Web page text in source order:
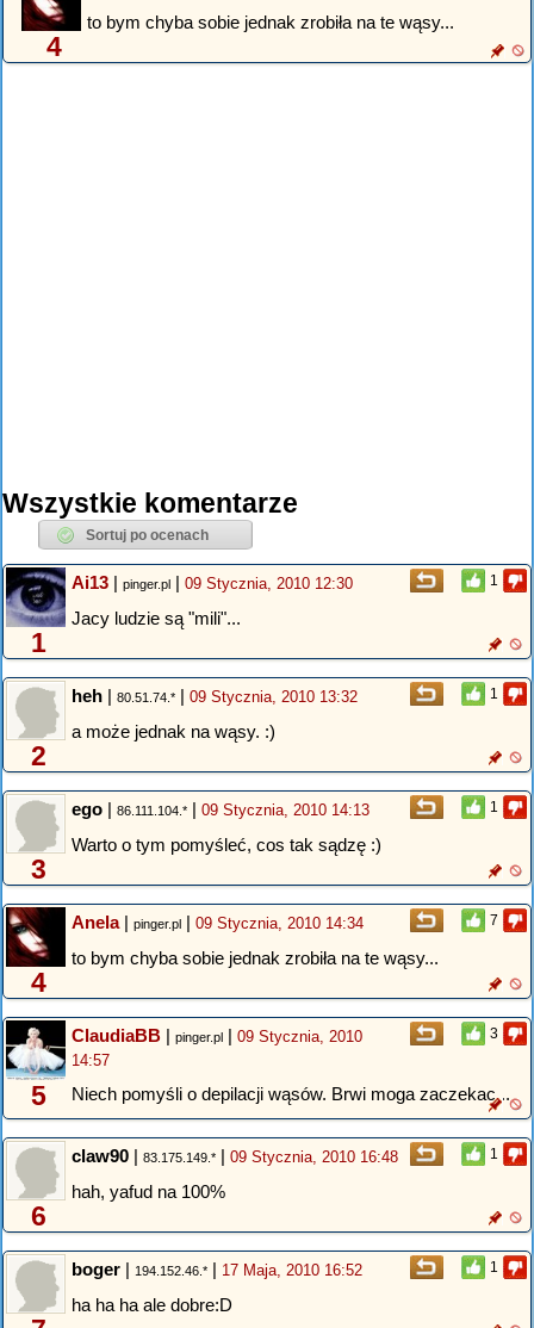
4
to bym chyba sobie jednak zrobiła na te wąsy...
Wszystkie komentarze
1
1
Ai13 | pinger.pl | 09 Stycznia, 2010 12:30
Jacy ludzie są "mili"...
1
2
heh | 80.51.74.* | 09 Stycznia, 2010 13:32
a może jednak na wąsy. :)
1
3
ego | 86.111.104.* | 09 Stycznia, 2010 14:13
Warto o tym pomyśleć, cos tak sądzę :)
7
4
Anela| pinger.pl | 09 Stycznia, 2010 14:34
to bym chyba sobie jednak zrobiła na te wąsy...
3
5
ClaudiaBB | pinger.pl | 09 Stycznia, 2010
14:57
Niech pomyśli o depilacji wąsów. Brwi moga zaczekac...
1
6
claw90 | 83.175.149.* | 09 Stycznia, 2010 16:48
hah, yafud na 100%
1
boger | 194.152.46.* | 17 Maja, 2010 16:52
ha ha ha ale dobre:D